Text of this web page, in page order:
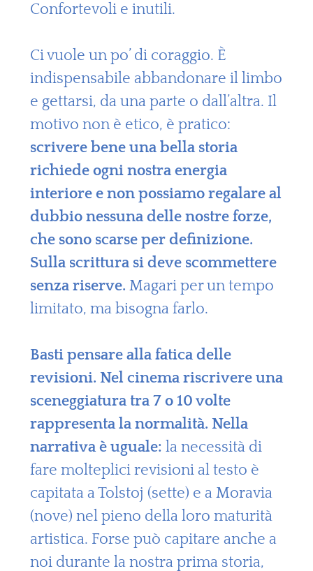
Confortevoli e inutili.
Ci vuole un po’ di coraggio. È
indispensabile abbandonare il limbo
e gettarsi, da una parte o dall’altra. Il
motivo non è etico, è pratico:
scrivere bene una bella storia
richiede ogni nostra energia
interiore e non possiamo regalare al
dubbio nessuna delle nostre forze,
che sono scarse per definizione.
Sulla scrittura si deve scommettere
senza riserve. Magari per un tempo
limitato, ma bisogna farlo.
Basti pensare alla fatica delle
revisioni. Nel cinema riscrivere una
sceneggiatura tra 7 o 10 volte
rappresenta la normalità. Nella
narrativa è uguale: la necessità di
fare molteplici revisioni al testo è
capitata a Tolstoj (sette) e a Moravia
(nove) nel pieno della loro maturità
artistica. Forse può capitare anche a
noi durante la nostra prima storia,